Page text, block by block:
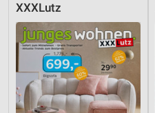
XXXLutz